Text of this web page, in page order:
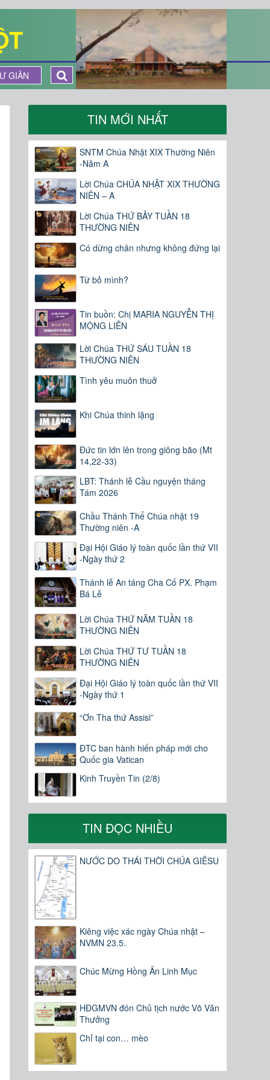
GIÃN
TIN MỚI NHẤT
SNTM Chúa Nhật XIX Thường Niên
-Năm A
Lời Chúa CHÚA NHẬT XIX THƯỜNG
NIÊN – A
Lời Chúa THỨ BẢY TUẦN 18
THƯỜNG NIÊN
Có dừng chân nhưng không đứng lại
Từ bỏ mình?
Tin buồn: Chị MARIA NGUYỄN THỊ
MỘNG LIÊN
Lời Chúa THỨ SÁU TUẦN 18
THƯỜNG NIÊN
Tình yêu muôn thuở
Khi Chúa thinh lặng
Đức tin lớn lên trong giông bão (Mt
14,22-33)
LBT: Thánh lễ Cầu nguyện tháng
Tám 2026
Chầu Thánh Thể Chúa nhật 19
Thường niên -A
Đại Hội Giáo lý toàn quốc lần thứ VII
-Ngày thứ 2
Thánh lễ An táng Cha Cố PX. Phạm
Bá Lễ
Lời Chúa THỨ NĂM TUẦN 18
THƯỜNG NIÊN
Lời Chúa THỨ TƯ TUẦN 18
THƯỜNG NIÊN
Đại Hội Giáo lý toàn quốc lần thứ VII
-Ngày thứ 1
“Ơn Tha thứ Assisi”
ĐTC ban hành hiến pháp mới cho
Quốc gia Vatican
Kinh Truyền Tin (2/8)
TIN ĐỌC NHIỀU
NƯỚC DO THÁI THỜI CHÚA GIÊSU
Kiêng việc xác ngày Chúa nhật –
NVMN 23.5.
Chúc Mừng Hồng Ân Linh Mục
HĐGMVN đón Chủ tịch nước Võ Văn
Thưởng
Chỉ tại con… mèo